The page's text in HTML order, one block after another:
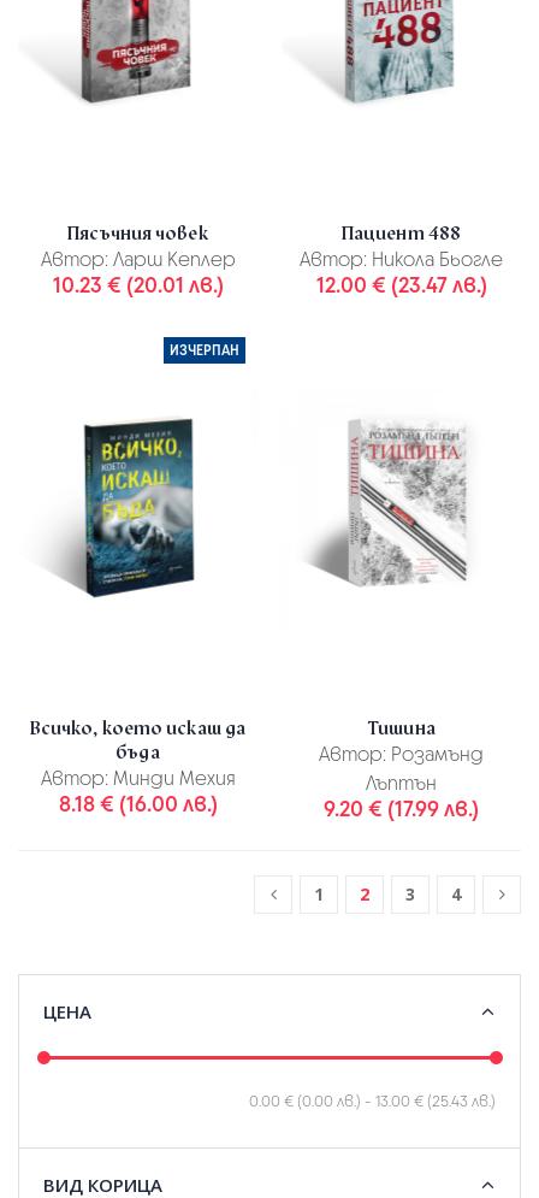
Пясъчния човек
Автор: Ларш Кеплер
10.23 € (20.01 лв.)
Пациент 488
Автор: Никола Бьогле
12.00 € (23.47 лв.)
ИЗЧЕРПАН
Всичко, което искаш да
бъда
Автор: Минди Мехия
8.18 € (16.00 лв.)
Тишина
Автор: Розамънд
Лъптън
9.20 € (17.99 лв.)
1 2 3 4
ЦЕНА
0.00 € (0.00 лв.) - 13.00 € (25.43 лв.)
ВИД КОРИЦА